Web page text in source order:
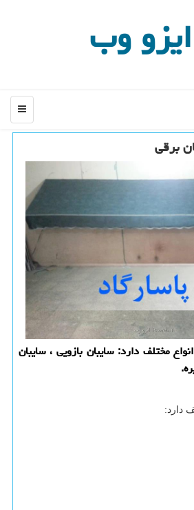
ایزو وب
منو
برقی
مختلف دارد: سایبان بازویی ، سایبان
دارد: